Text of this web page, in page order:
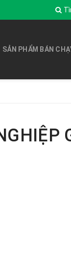
SẢN PHẨM BÁN